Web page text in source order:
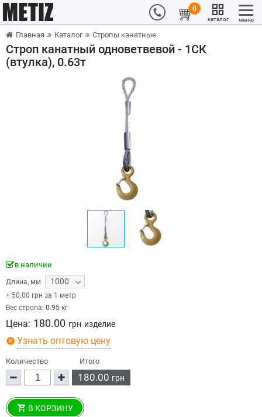
0
каталог меню
Главная Каталог Стропы канатные
Строп канатный одноветвевой - 1СК
(втулка), 0.63т
в наличии
Длина, мм 1000
+ 50.00 грн за 1 метр
Вес стропа: 0.95 кг
Цена: 180.00 грн изделие
Узнать оптовую цену
Количество Итого
180.00 грн
В КОРЗИНУ